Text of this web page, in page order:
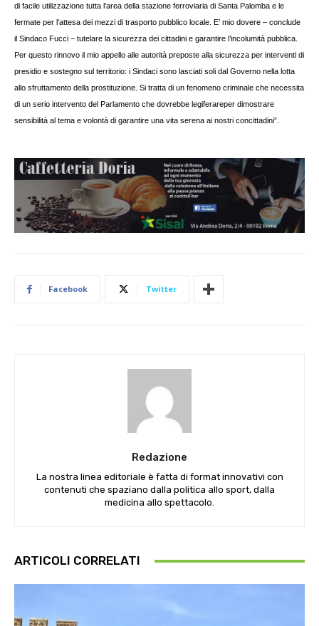
di facile utilizzazione tutta l’area della stazione ferroviaria di Santa Palomba e le
fermate per l’attesa dei mezzi di trasporto pubblico locale. E’ mio dovere – conclude
il Sindaco Fucci – tutelare la sicurezza dei cittadini e garantire l’incolumità pubblica.
Per questo rinnovo il mio appello alle autorità preposte alla sicurezza per interventi di
presidio e sostegno sul territorio: i Sindaci sono lasciati soli dal Governo nella lotta
allo sfruttamento della prostituzione. Si tratta di un fenomeno criminale che necessita
di un serio intervento del Parlamento che dovrebbe legiferareper dimostrare
sensibilità al tema e volontà di garantire una vita serena ai nostri concittadini”.
Facebook Twitter
Redazione
La nostra linea editoriale è fatta di format innovativi con
contenuti che spaziano dalla politica allo sport, dalla
medicina allo spettacolo.
ARTICOLI CORRELATI